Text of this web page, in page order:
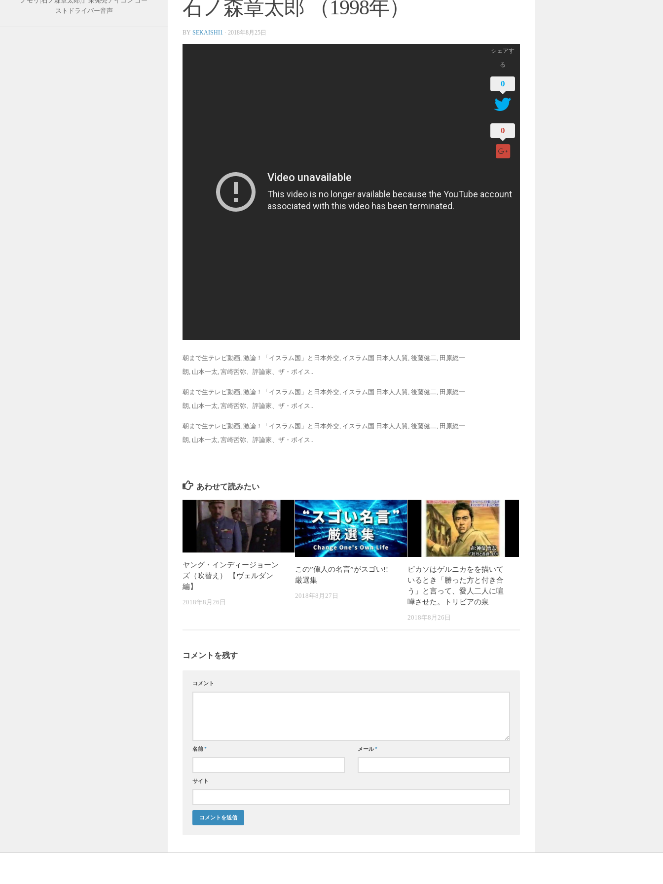
石ノ森章太郎 （1998年）
BY SEKAISHI1 · 2018年8月25日
朝まで生テレビ動画, 激論！「イスラム国」と日本外交, イスラム国 日本人人質, 後藤健二, 田原総一
朗, 山本一太, 宮崎哲弥、評論家、ザ・ボイス..
朝まで生テレビ動画, 激論！「イスラム国」と日本外交, イスラム国 日本人人質, 後藤健二, 田原総一
朗, 山本一太, 宮崎哲弥、評論家、ザ・ボイス..
朝まで生テレビ動画, 激論！「イスラム国」と日本外交, イスラム国 日本人人質, 後藤健二, 田原総一
朗, 山本一太, 宮崎哲弥、評論家、ザ・ボイス..
シェアす
る
0
0
あわせて読みたい
ヤング・インディージョーン
ズ（吹替え） 【ヴェルダン
編】
2018年8月26日
この”偉人の名言”がスゴい!!
厳選集
2018年8月27日
ピカソはゲルニカをを描いて
いるとき「勝った方と付き合
う」と言って、愛人二人に喧
嘩させた。トリビアの泉
2018年8月26日
コメントを残す
コメント
名前* メール*
サイト
ストドライバー音声